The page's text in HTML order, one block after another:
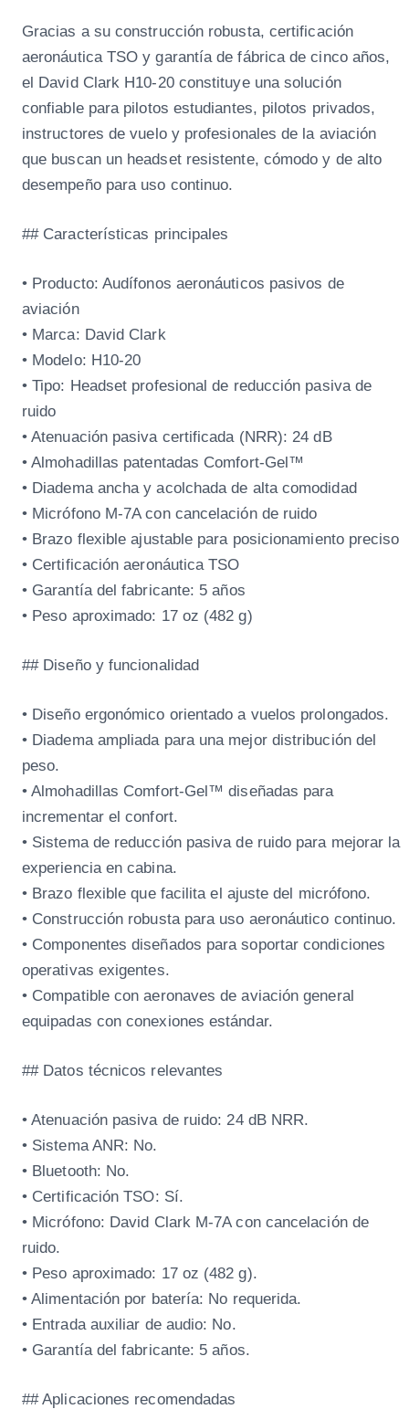
Gracias a su construcción robusta, certificación
aeronáutica TSO y garantía de fábrica de cinco años,
el David Clark H10-20 constituye una solución
confiable para pilotos estudiantes, pilotos privados,
instructores de vuelo y profesionales de la aviación
que buscan un headset resistente, cómodo y de alto
desempeño para uso continuo.
## Características principales
• Producto: Audífonos aeronáuticos pasivos de
aviación
• Marca: David Clark
• Modelo: H10-20
• Tipo: Headset profesional de reducción pasiva de
ruido
• Atenuación pasiva certificada (NRR): 24 dB
• Almohadillas patentadas Comfort-Gel™
• Diadema ancha y acolchada de alta comodidad
• Micrófono M-7A con cancelación de ruido
• Brazo flexible ajustable para posicionamiento preciso
• Certificación aeronáutica TSO
• Garantía del fabricante: 5 años
• Peso aproximado: 17 oz (482 g)
## Diseño y funcionalidad
• Diseño ergonómico orientado a vuelos prolongados.
• Diadema ampliada para una mejor distribución del
peso.
• Almohadillas Comfort-Gel™ diseñadas para
incrementar el confort.
• Sistema de reducción pasiva de ruido para mejorar la
experiencia en cabina.
• Brazo flexible que facilita el ajuste del micrófono.
• Construcción robusta para uso aeronáutico continuo.
• Componentes diseñados para soportar condiciones
operativas exigentes.
• Compatible con aeronaves de aviación general
equipadas con conexiones estándar.
## Datos técnicos relevantes
• Atenuación pasiva de ruido: 24 dB NRR.
• Sistema ANR: No.
• Bluetooth: No.
• Certificación TSO: Sí.
• Micrófono: David Clark M-7A con cancelación de
ruido.
• Peso aproximado: 17 oz (482 g).
• Alimentación por batería: No requerida.
• Entrada auxiliar de audio: No.
• Garantía del fabricante: 5 años.
## Aplicaciones recomendadas